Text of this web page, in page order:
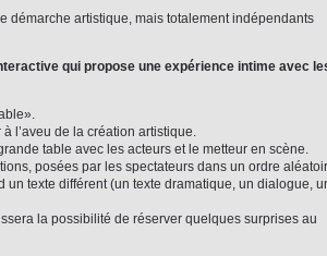
démarche artistique, mais totalement indépendants
qui propose une expérience intime avec
l’aveu de la création artistique.
table avec les acteurs et le metteur en scène.
posées par les spectateurs dans un ordre
texte différent (un texte dramatique, un dialogue,
la possibilité de réserver quelques surprises au